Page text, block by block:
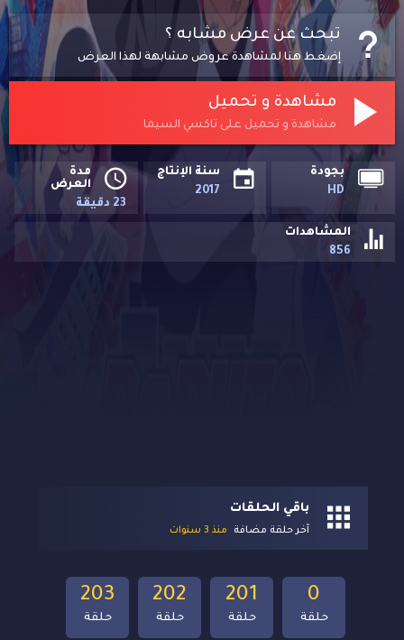
تبحث عن عرض مشابه ؟
إضغط هنا لمشاهدة عروض مشابهة لهذا العرض
مشاهدة و تحميل
مشاهدة و تحميل على تاكسي السيما
بجودة
HD
سنة الإنتاج
2017
مدة
العرض
23 دقيقة
المشاهدات
856
باقي الحلقات
آخر حلقة مضافة منذ 3 سنوات
203
حلقة
202
حلقة
201
حلقة
0
حلقة